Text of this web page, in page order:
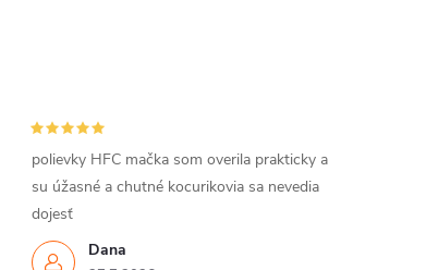
Dana
polievky HFC mačka som overila prakticky a
su úžasné a chutné kocurikovia sa nevedia
dojesť